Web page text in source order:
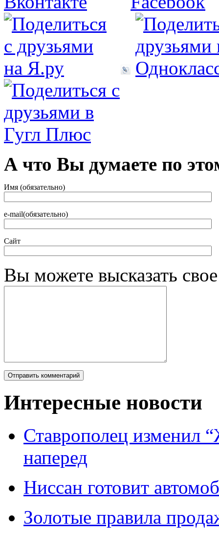
А что Вы думаете по
Имя (обязательно)
e-mail(обязательно)
Сайт
Вы можете высказать
Интересные новости
Ставрополец изменил
наперед
Ниссан готовит
Зoлoтые прaвилa